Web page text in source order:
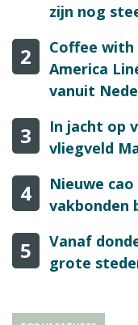
zijn nog
2
Coffee with
America
vanuit
3
In jacht op
vliegveld
4
Nieuwe
vakbonden
5
Vanaf
grote